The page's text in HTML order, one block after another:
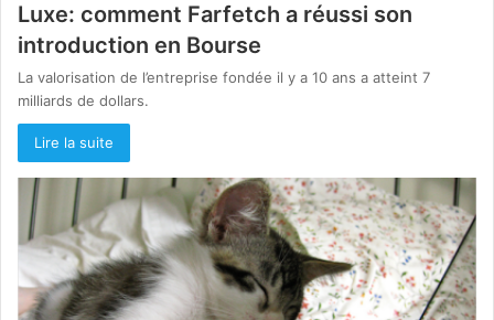
Luxe: comment Farfetch a réussi son
introduction en Bourse
La valorisation de l’entreprise fondée il y a 10 ans a atteint 7
milliards de dollars.
Lire la suite